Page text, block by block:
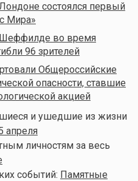
состоялся первый
Мира»
во время
96 зрителей
Общероссийские
опасности, ставшие
акцией
и ушедшие из жизни
апреля
личностям за весь
событий: Памятные